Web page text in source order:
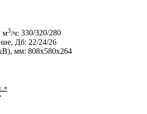
м3/ч: 330/320/280
Дб: 22/24/26
мм: 808x580x264